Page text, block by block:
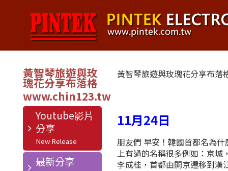
黃智琴旅遊與玫
瑰花分享布落格
Youtube影片
分享
最新分享
黃智琴旅遊與玫瑰花分享布落
11月24日
朋友們 早安！韓國首都名為
上有過的名稱很多例如：京城
李成桂，首都由開京遷移到漢